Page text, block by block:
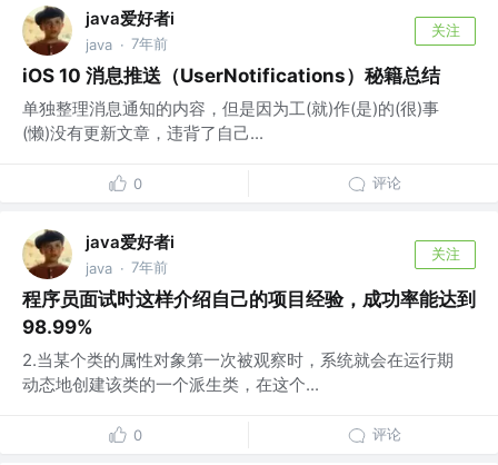
java爱好者i
java · 7年前
关注
iOS 10 消息推送（UserNotifications）秘籍总结
单独整理消息通知的内容，但是因为工(就)作(是)的(很)事
(懒)没有更新文章，违背了自己...
0 评论
java爱好者i
java · 7年前
关注
程序员面试时这样介绍自己的项目经验，成功率能达到
98.99%
2.当某个类的属性对象第一次被观察时，系统就会在运行期
动态地创建该类的一个派生类，在这个...
0 评论